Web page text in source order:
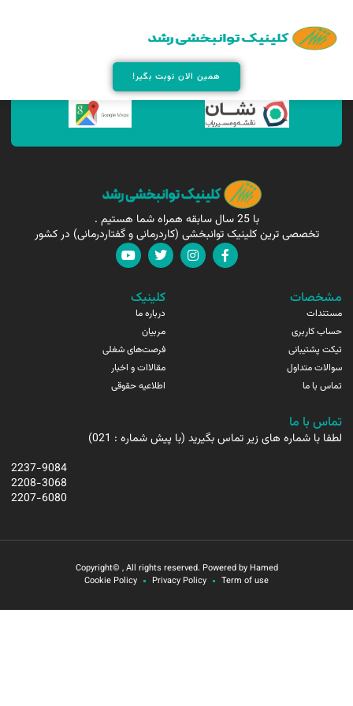
همین الان نوبت بگیر!
همین الان مارا پیدا کنید !
با 25 سال سابقه همراه شما هستیم .
تخصصی ترین کلینیک توانبخشی (کاردرمانی و گفتاردرمانی) در کشور
مشخصات
مستندات
حساب کاربری
تیکت پشتیبانی
سوالات متداول
تماس با ما
کلینیک
درباره ما
مربیان
فرصت‌های شغلی
مقالاات و اخبار
اطلاعیه حقوقی
تماس با ما
لطفا با شماره های زیر تماس بگیرید (با پیش شماره : 021)
2237-9084
2208-3068
2207-6080
Copyright© , All rights reserved. Powered by Hamed
Term of use
Privacy Policy
Cookie Policy